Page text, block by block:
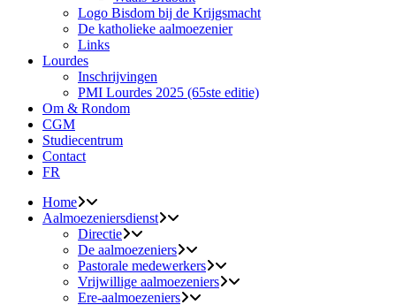
Logo Bisdom bij de Krijgsmacht
De katholieke aalmoezenier
Links
Lourdes
Inschrijvingen
PMI Lourdes 2025 (65ste editie)
Om & Rondom
CGM
Studiecentrum
Contact
FR
Home
Aalmoezeniersdienst
Directie
De aalmoezeniers
Pastorale medewerkers
Vrijwillige aalmoezeniers
Ere-aalmoezeniers